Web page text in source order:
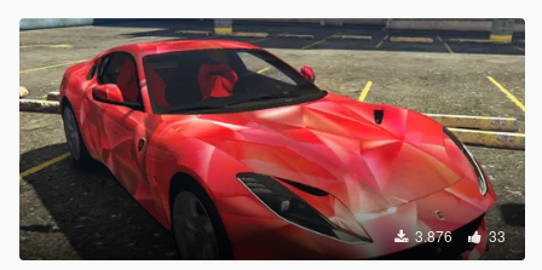
3.876 33